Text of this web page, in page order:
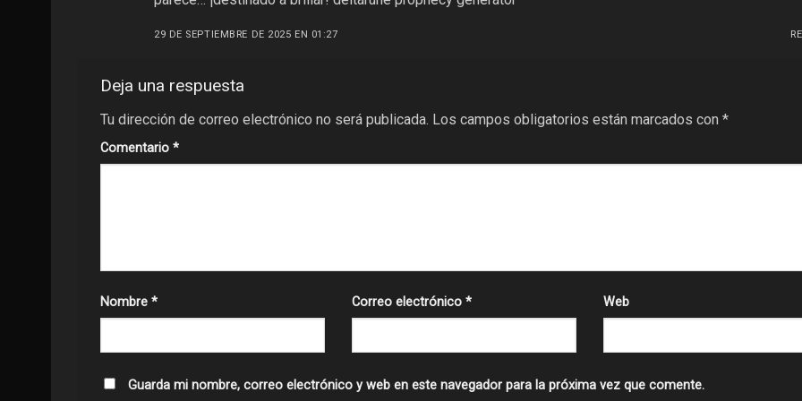
29 DE SEPTIEMBRE DE 2025 EN 01:27
Deja una respuesta
Tu dirección de correo electrónico no será publicada. Los campos obligatorios están marcados con *
Comentario *
Nombre * Correo electrónico * Web
Guarda mi nombre, correo electrónico y web en este navegador para la próxima vez que comente.